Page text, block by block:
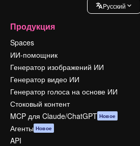
Pусский
Продукция
Spaces
ИИ-помощник
Генератор изображений ИИ
Генератор видео ИИ
Генератор голоса на основе ИИ
Стоковый контент
MCP для Claude/ChatGPT Новое
Агенты Новое
API